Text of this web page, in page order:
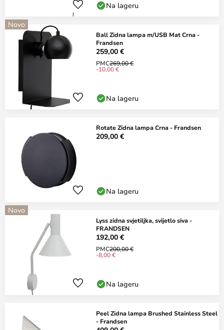
Na lageru
Novo
Ball Zidna lampa m/USB Mat Crna -
Frandsen
259,00 €
PMC269,00 €
-10,00 €
Na lageru
Rotate Zidna lampa Crna - Frandsen
209,00 €
Na lageru
Novo
Lyss zidna svjetiljka, svijetlo siva -
FRANDSEN
192,00 €
PMC200,00 €
-8,00 €
Na lageru
Peel Zidna lampa Brushed Stainless Steel
- Frandsen